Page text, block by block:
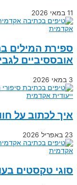
11 במאי 2026
ספירת המילים
אובססיביים
איך לכתוב על
23 באפריל 2026
סוגי טקסטים